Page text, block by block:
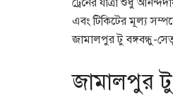
এবং টিকিটের মূল্য
জামালপুর টু বঙ্গবন্ধু-
জামালপুর টু